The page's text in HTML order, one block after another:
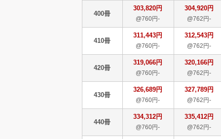
400冊
303,820円
@760円-
304,920円
@762円-
410冊
311,443円
@760円-
312,543円
@762円-
420冊
319,066円
@760円-
320,166円
@762円-
430冊
326,689円
@760円-
327,789円
@762円-
440冊
334,312円
@760円-
335,412円
@762円-